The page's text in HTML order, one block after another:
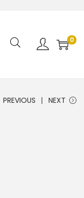
0
PREVIOUS NEXT